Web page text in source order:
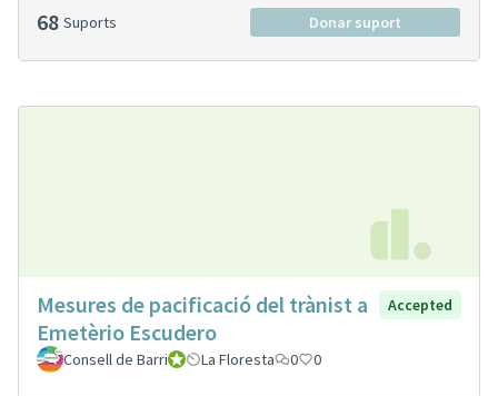
68 Suports Donar suport
Mesures de pacificació del trànist a
Emetèrio Escudero
Accepted
Consell de BarriConsell de Barri
La Floresta 0 0